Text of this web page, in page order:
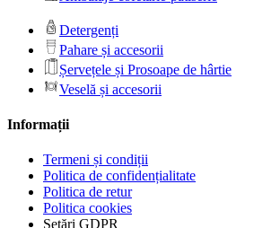
Detergenți
Pahare și accesorii
Șervețele și Prosoape de hârtie
Veselă și accesorii
Informații
Termeni și condiții
Politica de confidențialitate
Politica de retur
Politica cookies
Setări GDPR